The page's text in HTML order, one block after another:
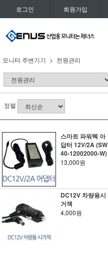
로그인 회원가입
모니터 주변기기 전원관리
정렬
스마트 파워텍 아
답터 12V/2A (SW
40-12002000-W)
13,000원
DC12V 차량용시
거잭
4,000원